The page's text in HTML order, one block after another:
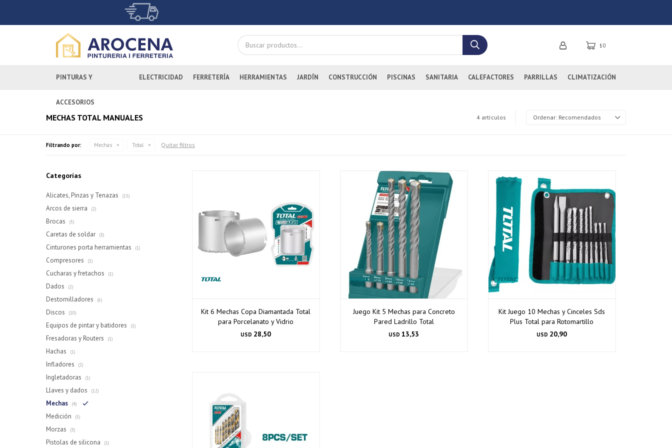
PINTURAS Y
ACCESORIOS
ELECTRICIDAD FERRETERÍA HERRAMIENTAS JARDÍN CONSTRUCCIÓN PISCINAS SANITARIA CALEFACTORES PARRILLAS CLIMATIZACIÓN
$0
MECHAS TOTAL MANUALES 4 artículos Recomendados
Filtrando por: Mechas Total Quitar filtros
Kit 6 Mechas Copa Diamantada Total
para Porcelanato y Vidrio
USD 28,50
Juego Kit 5 Mechas para Concreto
Pared Ladrillo Total
USD 13,53
Kit Juego 10 Mechas y Cinceles Sds
Plus Total para Rotomartillo
USD 20,90
Categorías
Alicates, Pinzas y Tenazas (15)
Arcos de sierra (2)
Brocas (5)
Caretas de soldar (3)
Cinturones porta herramientas (1)
Compresores (1)
Cucharas y fretachos (1)
Dados (2)
Destornilladores (6)
Discos (10)
Equipos de pintar y batidores (1)
Fresadoras y Routers (1)
Hachas (1)
Infladores (2)
Ingletadoras (1)
Llaves y dados (12)
Mechas (4)
Medición (5)
Morzas (3)
Pistolas de silicona (1)
cuotas * ¡Solo con tu cédula!